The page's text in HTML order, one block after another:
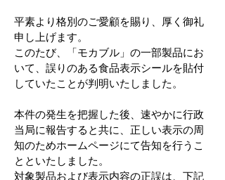
平素より格別のご愛顧を賜り、厚く御礼
申し上げます。
このたび、「モカブル」の一部製品にお
いて、誤りのある食品表示シールを貼付
していたことが判明いたしました。
本件の発生を把握した後、速やかに行政
当局に報告すると共に、正しい表示の周
知のためホームページにて告知を行うこ
とといたしました。
対象製品および表示内容の正誤は、下記